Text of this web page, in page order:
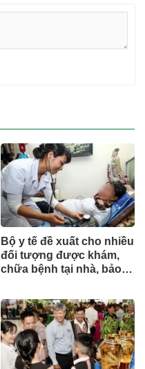
Bộ y tế đề xuất cho nhiều
đối tượng được khám,
chữa bệnh tại nhà, bảo